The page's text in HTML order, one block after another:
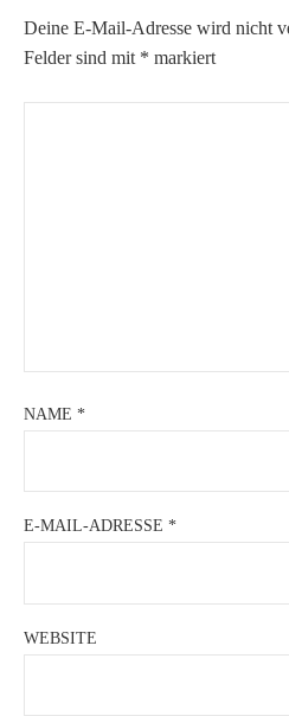
Deine E-Mail-Adresse wird nicht
Felder sind mit * markiert
NAME *
E-MAIL-ADRESSE *
WEBSITE